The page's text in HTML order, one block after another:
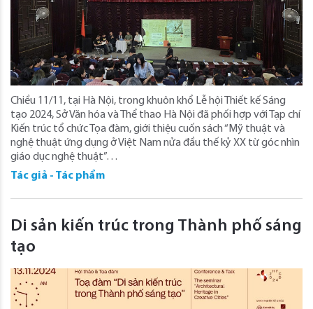
Chiều 11/11, tại Hà Nội, trong khuôn khổ Lễ hội Thiết kế Sáng
tạo 2024, Sở Văn hóa và Thể thao Hà Nội đã phối hợp với Tạp chí
Kiến trúc tổ chức Tọa đàm, giới thiệu cuốn sách “Mỹ thuật và
nghệ thuật ứng dụng ở Việt Nam nửa đầu thế kỷ XX từ góc nhìn
giáo dục nghệ thuật”…
Tác giả - Tác phẩm
Di sản kiến trúc trong Thành phố sáng
tạo